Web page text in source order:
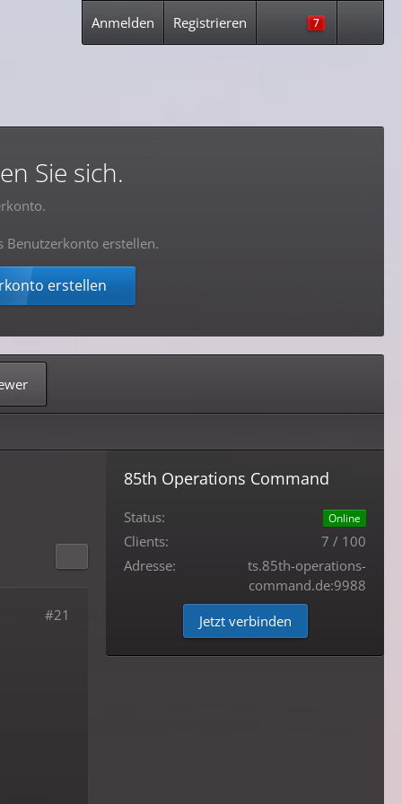
Sie sich.
Benutzerkonto erstellen.
erstellen
Anmelden Registrieren 7
#21
85th Operations Command
Status: Online
Clients:
7 / 100
Adresse:
ts.85th-operations-
command.de:9988
Jetzt verbinden